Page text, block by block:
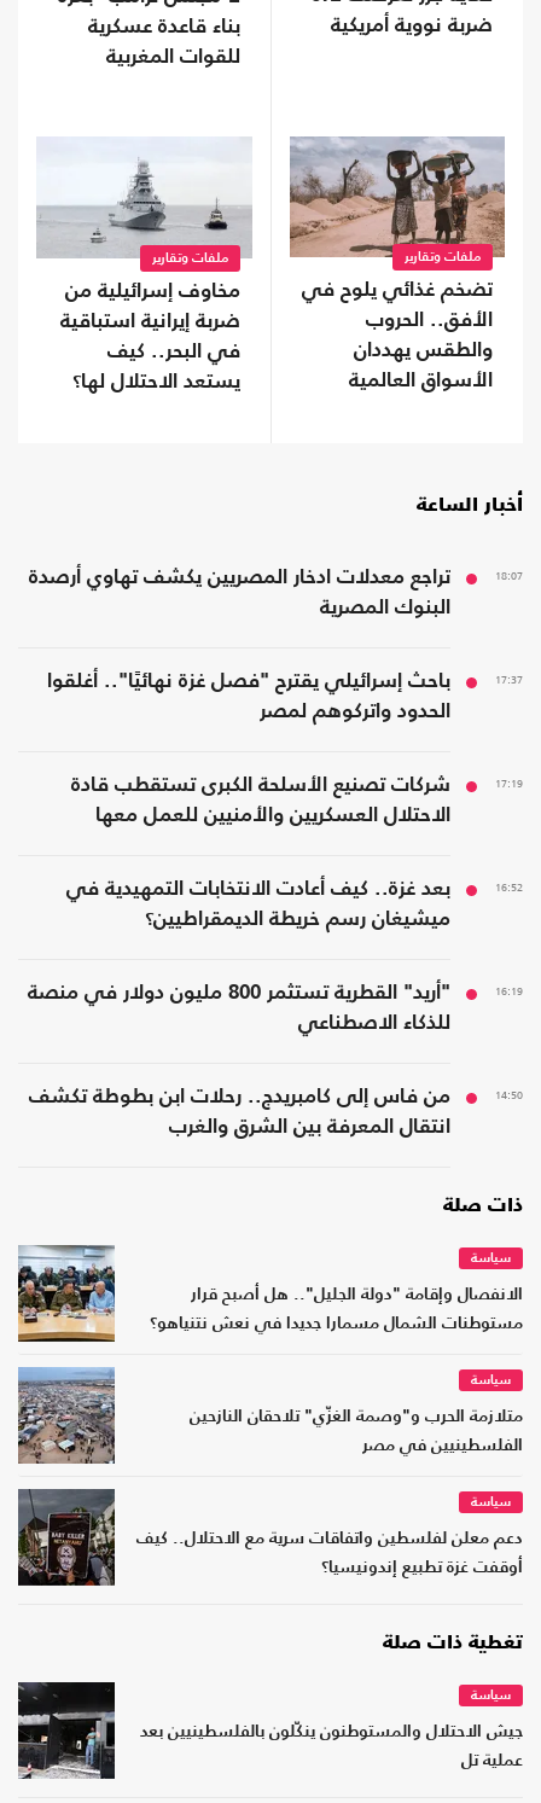
ضربة نووية أمريكية
بناء قاعدة عسكرية
للقوات المغربية
ملفات وتقارير
تضخم غذائي يلوح في
الأفق.. الحروب
والطقس يهددان
الأسواق العالمية
ملفات وتقارير
مخاوف إسرائيلية من
ضربة إيرانية استباقية
في البحر.. كيف
يستعد الاحتلال لها؟
أخبار الساعة
18:07
تراجع معدلات ادخار المصريين يكشف تهاوي أرصدة
البنوك المصرية
17:37
باحث إسرائيلي يقترح "فصل غزة نهائيًا".. أغلقوا
الحدود واتركوهم لمصر
17:19
شركات تصنيع الأسلحة الكبرى تستقطب قادة
الاحتلال العسكريين والأمنيين للعمل معها
16:52
بعد غزة.. كيف أعادت الانتخابات التمهيدية في
ميشيغان رسم خريطة الديمقراطيين؟
16:19
"أريد" القطرية تستثمر 800 مليون دولار في منصة
للذكاء الاصطناعي
14:50
من فاس إلى كامبريدج.. رحلات ابن بطوطة تكشف
انتقال المعرفة بين الشرق والغرب
ذات صلة
سياسة
الانفصال وإقامة "دولة الجليل".. هل أصبح قرار
مستوطنات الشمال مسمارا جديدا في نعش نتنياهو؟
سياسة
متلازمة الحرب و"وصمة الغزّي" تلاحقان النازحين
الفلسطينيين في مصر
سياسة
دعم معلن لفلسطين واتفاقات سرية مع الاحتلال.. كيف
أوقفت غزة تطبيع إندونيسيا؟
تغطية ذات صلة
سياسة
جيش الاحتلال والمستوطنون ينكّلون بالفلسطينيين بعد
عملية تل